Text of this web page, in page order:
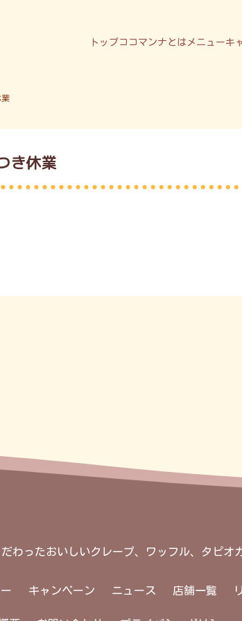
トップ ココマンナとは メニューキ
業
き休業
わったおいしいクレープ、ワッフル、タピオ
キャンペーン ニュース 店舗一覧